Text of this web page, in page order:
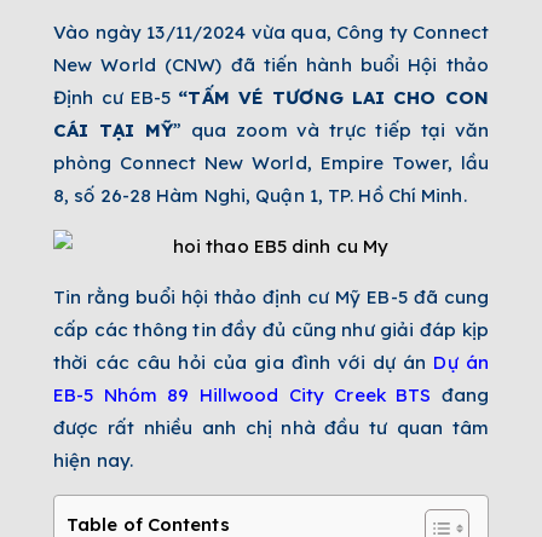
Vào ngày 13/11/2024 vừa qua, Công ty Connect
New World (CNW) đã tiến hành buổi Hội thảo
Định cư EB-5 “TẤM VÉ TƯƠNG LAI CHO CON
CÁI TẠI MỸ” qua zoom và trực tiếp tại văn
phòng Connect New World, Empire Tower, lầu
8, số 26-28 Hàm Nghi, Quận 1, TP. Hồ Chí Minh.
Tin rằng buổi hội thảo định cư Mỹ EB-5 đã cung
cấp các thông tin đầy đủ cũng như giải đáp kịp
thời các câu hỏi của gia đình với dựán Dự án
EB-5 Nhóm 89 Hillwood City Creek BTS đang
được rất nhiều anh chị nhà đầu tư quan tâm
hiện nay.
Table of Contents